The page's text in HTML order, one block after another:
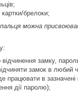
картки/брелоки;
пальця можна
відчинення замку,
замок в любий
працювати в
дії паролю);